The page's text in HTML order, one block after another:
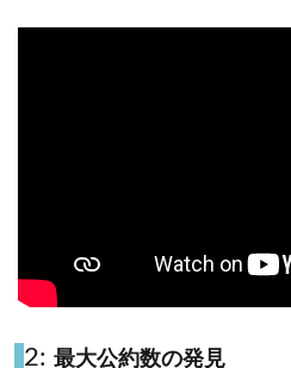
2: 最大公約数の発見